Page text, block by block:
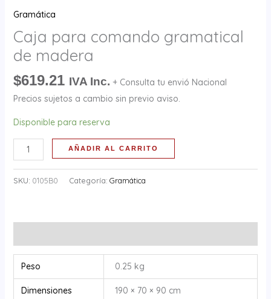
Gramática
Caja para comando gramatical
de madera
$619.21 IVA Inc. + Consulta tu envió Nacional
Precios sujetos a cambio sin previo aviso.
Disponible para reserva
madera
cantidad
AÑADIR AL CARRITO
SKU: 0105B0 Categoría: Gramática
Peso 0.25 kg
Dimensiones 190 × 70 × 90 cm